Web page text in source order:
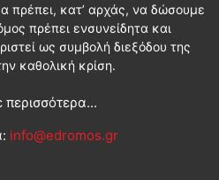
πρέπει, κατ’ αρχάς, να δώσουμε
πρέπει ενσυνείδητα και
ως συμβολή διεξόδου της
καθολική κρίση.
περισσότερα...
info@edromos.gr